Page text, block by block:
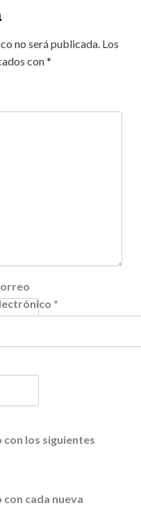
no será publicada. Los
con*
*
los siguientes
cada nueva